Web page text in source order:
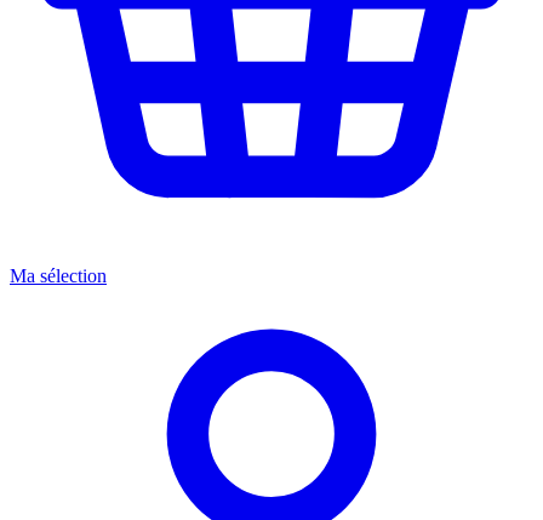
Ma sélection